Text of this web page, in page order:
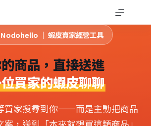
Nodohello ｜ 蝦皮賣家經營工具
商品，直接送進
買家的蝦皮聊聊
買家搜尋到你——而是主動把商品